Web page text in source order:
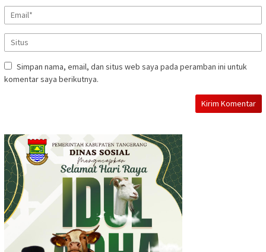
Simpan nama, email, dan situs web saya pada peramban ini untuk
komentar saya berikutnya.